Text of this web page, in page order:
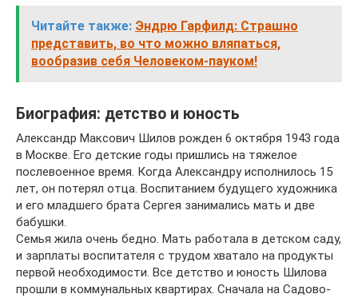
Читайте также: Эндрю Гарфилд: Страшно
представить, во что можно вляпаться,
вообразив себя Человеком-пауком!
Биография: детство и юность
Александр Максович Шилов рожден 6 октября 1943 года
в Москве. Его детские годы пришлись на тяжелое
послевоенное время. Когда Александру исполнилось 15
лет, он потерял отца. Воспитанием будущего художника
и его младшего брата Сергея занимались мать и две
бабушки.
Семья жила очень бедно. Мать работала в детском саду,
и зарплаты воспитателя с трудом хватало на продукты
первой необходимости. Все детство и юность Шилова
прошли в коммунальных квартирах. Сначала на Садово-